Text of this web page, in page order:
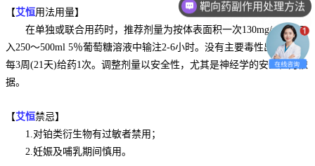
【艾恒用法用量】
在单独或联合用药时，推荐剂量为按体表面积一次130mg/m2，加
入250～500ml 5％葡萄糖溶液中输注2-6小时。没有主要毒性出现时，
每3周(21天)给药1次。调整剂量以安全性，尤其是神经学的安全性为依
据。
【艾恒禁忌】
1.对铂类衍生物有过敏者禁用；
2.妊娠及哺乳期间慎用。
中西医结合治疗方法